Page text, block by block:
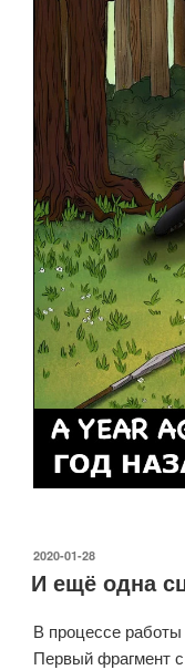
ОПУБЛИКОВАНО
2020-01-28
И ещё одна
В процессе
Первый фрагмент